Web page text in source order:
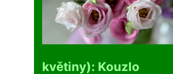
květiny): Kouzlo